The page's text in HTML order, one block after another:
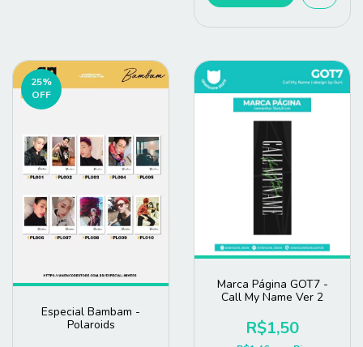
25%
OFF
Especial Bambam -
Polaroids
Marca Página GOT7 -
Call My Name Ver 2
R$1,50